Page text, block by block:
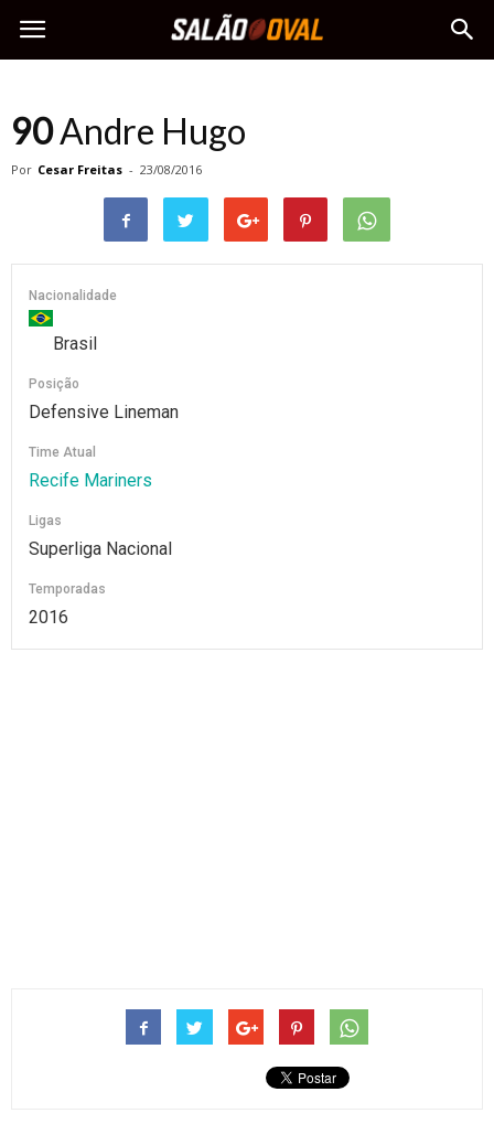
90Andre Hugo
Por Cesar Freitas - 23/08/2016
Nacionalidade
Brasil
Posição
Defensive Lineman
Time Atual
Recife Mariners
Ligas
Superliga Nacional
Temporadas
2016